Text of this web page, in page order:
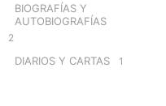
BIOGRAFÍAS Y
AUTOBIOGRAFÍAS
2
DIARIOS Y CARTAS 1